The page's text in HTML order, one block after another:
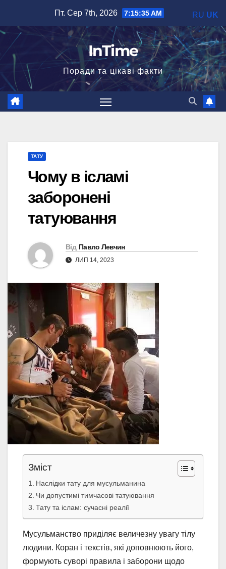
вмісту
Пт. Сер 7th, 2026 7:15:36 AM
InTime
Поради та цікаві факти
ТАТУ
Чому в ісламі
заборонені
татуювання
Від Павло Левчин
ЛИП 14, 2023
Зміст
Наслідки тату для мусульманина
Чи допустимі тимчасові татуювання
Тату та іслам: сучасні реалії
Мусульманство приділяє величезну увагу тілу
людини. Коран і текстів, які доповнюють його,
формують суворі правила і заборони щодо
RU UK